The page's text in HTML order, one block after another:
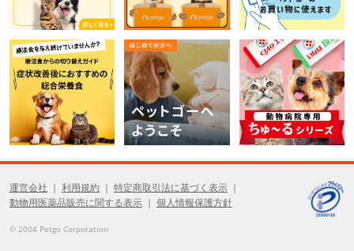
運営会社 利用規約
特定商取引法に基づく表示
動物用医薬品販売に関する表示
個人情報保護方針
© 2004 Petgo Corporation